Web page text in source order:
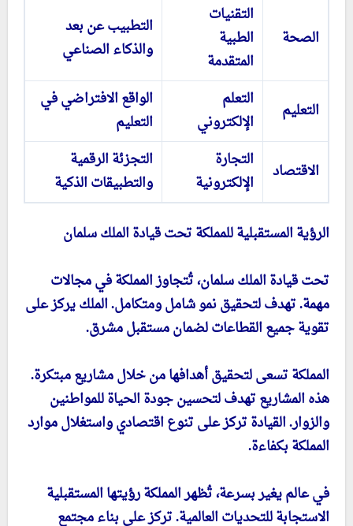
الصحة
التقنيات
الطبية
المتقدمة
التطبيب عن بعد
والذكاء الصناعي
التعليم
التعلم
الإلكتروني
الواقع الافتراضي في
التعليم
الاقتصاد
التجارة
الإلكترونية
التجزئة الرقمية
والتطبيقات الذكية
الرؤية المستقبلية للمملكة تحت قيادة الملك سلمان
تحت قيادة الملك سلمان، تُتجاوز المملكة في مجالات
مهمة. تهدف لتحقيق نمو شامل ومتكامل. الملك يركز على
تقوية جميع القطاعات لضمان مستقبل مشرق.
المملكة تسعى لتحقيق أهدافها من خلال مشاريع مبتكرة.
هذه المشاريع تهدف لتحسين جودة الحياة للمواطنين
والزوار. القيادة تركز على تنوع اقتصادي واستغلال موارد
المملكة بكفاءة.
في عالم يغير بسرعة، تُظهر المملكة رؤيتها المستقبلية
الاستجابة للتحديات العالمية. تركز على بناء مجتمع